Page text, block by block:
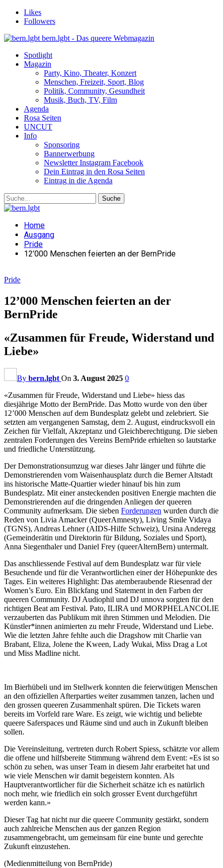
Likes
Followers
bern.lgbt - Das queere Webmagazin
Spotlight
Magazin
Party, Kino, Theater, Konzert
Menschen, Freizeit, Sport, Blog
Politik, Community, Gesundheit
Musik, Buch, TV, Film
Agenda
Rosa Seiten
UNCUT
Info
Sponsoring
Bannerwerbung
Newsletter Instagram Facebook
Dein Eintrag in den Rosa Seiten
Eintrag in die Agenda
Home
Ausgang
Pride
12’000 Menschen feierten an der BernPride
Pride
12’000 Menschen feierten an der
BernPride
«Zusammen für Freude, Widerstand und
Liebe»
By bern.lgbt On 3. August 2025 0
«Zusammen für Freude, Widerstand und Liebe» hiess das
diesjährige Motto der BernPride. Das Motto wurde von den über
12’000 Menschen auf dem Bundesplatz gelebt und zelebriert. Sie
setzten am vergangenen Samstag, dem 2. August, eindrucksvoll ein
Zeichen für Vielfalt, Akzeptanz und Gleichberechtigung. Die sieben
zentralen Forderungen des Vereins BernPride erhielten so lautstarke
und friedliche Unterstützung.
Der Demonstrationsumzug war dieses Jahr länger und führte die
Demonstrierenden vom Waisenhausplatz durch die Berner Altstadt
ins historische Matte-Quartier wieder hinauf bis hin zum
Bundesplatz. Mit einer ansteckenden positiven Energie machten die
Demonstrierenden auf die dringenden Anliegen der queeren
Community aufmerksam. Die sieben Forderungen wurden durch die
Reden von Livia Amacker (QueerAmnesty), Living Smile Vidaya
(TGNS), Andreas Lehner (AIDS-Hilfe Schweiz), Ursina Anderegg
(Gemeinderätin und Direktorin für Bildung, Soziales und Sport),
Anna Siegenthaler und Daniel Frey (queerAlternBern) untermalt.
Das anschliessende Festival auf dem Bundesplatz war für viele
Besuchende und für die Verantwortlichen einer der Höhepunkte des
Tages. Ein weiteres Highlight: Das atemberaubende Riesenrad der
Women’s Euro. Ein Blickfang und Statement in den Farben der
queeren Community. DJ Audiophil und DJ unnova sorgten für den
richtigen Beat am Festival. Pato, ILIRA und MORPHELANCOLIE
verzauberten das Publikum mit ihren Stimmen und Melodien. Die
Künstler*innen animierten zu mehr Freude, Widerstand und Liebe.
Wie die letzten Jahre fehlte auch die Dragshow mit Charlie van
Brabant, Eliza, Jolene the Kween, Lady Wukai, Miss Drag a Lot
und Miss Madline nicht.
Im Bierhübeli und im Stellwerk konnten die feierwütigen Menschen
an den ofﬁziellen Afterparties weiter zusammen tanzen, lachen und
den grossen queeren Zusammenhalt spüren. Die Tickets waren
bereits im Vorfeld rare Ware. Es zeigt, wie wichtig und beliebte
queere Saferspaces und Räume sind und auch in Zukunft bleiben
sollen.
Die Vereinsleitung, vertreten durch Robert Spiess, schätzte vor allem
die offene und hilfsbereite Stimmung während dem Event: «Es ist so
schön zu sehen, was unser Team in diesem Jahr erarbeitet hat und
wie viele Menschen wir damit begeistern konnten. Als
Hauptverantwortlicher für die Sicherheit schätze ich es natürlich
noch mehr, wie friedlich ein solch grosser Event durchgeführt
werden kann.»
Dieser Tag hat nicht nur die queere Community gestärkt, sondern
auch zahlreiche Menschen aus der ganzen Region
zusammengebracht, um gemeinsam für eine bunte und gerechte
Zukunft einzustehen.
(Medienmitteilung von BernPride)